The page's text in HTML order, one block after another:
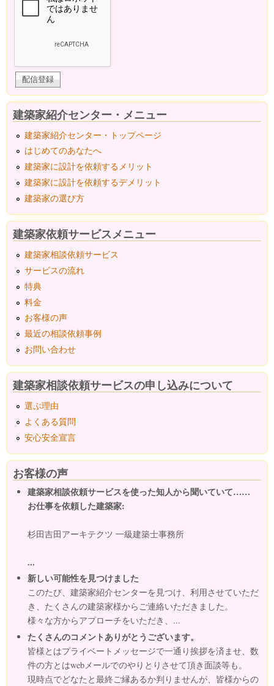
建築家紹介センター・メニュー
建築家紹介センター・トップページ
はじめてのあなたへ
建築家に設計を依頼するメリット
建築家に設計を依頼するデメリット
建築家の選び方
建築家依頼サービスメニュー
建築家相談依頼サービス
サービスの流れ
特典
料金
お客様の声
最近の相談依頼事例
お問い合わせ
建築家相談依頼サービスの申し込みについて
選ぶ理由
よくある質問
安心安全宣言
お客様の声
建築家相談依頼サービスを使った知人から聞いていて……
お仕事を依頼した建築家:
杉田吉田アーキテクツ 一級建築士事務所
...
新しい可能性を見つけました
このたび、建築家紹介センターを見つけ、利用させていただ
き、たくさんの建築家様からご連絡いただきました。
様々な方からアプローチをいただき、...
たくさんのコメントありがとうございます。
皆様とはプライベートメッセージで一通り挨拶を済ませ、数
件の方とはwebメールでのやりとりさせて頂き面談等も。
現時点でどなたと最終ご縁あるか判りませんが、皆様からの